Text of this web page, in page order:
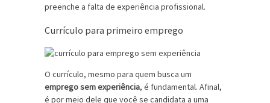
preenche a falta de experiência profissional.
Currículo para primeiro emprego
O currículo, mesmo para quem busca um
emprego sem experiência, é fundamental. Afinal,
é por meio dele que você se candidata a uma